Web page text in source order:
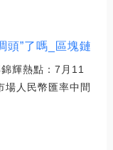
頭”了嗎_區塊鏈
輝熱點：7月11
場人民幣匯率中間